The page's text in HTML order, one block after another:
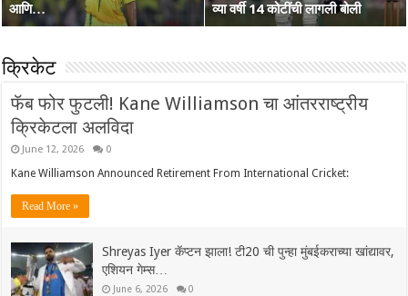
आणि…
व्या वर्षी 14 कोटींची लागली बोली
वर्ल्ड रेकॉर्ड! दिल्लीविरूद्ध चेस केले 264
2025-2026
क्रिकेट
फॅब फोर फुटली! Kane Williamson चा आंतरराष्ट्रीय
क्रिकेटला अलविदा
June 12, 2026 0
Kane Williamson Announced Retirement From International Cricket:
Read More »
Shreyas Iyer कॅप्टन झाला! टी20 ची पुन्हा मुंबईकराच्या खांद्यावर,
एशियन गेम्स…
June 6, 2026 0